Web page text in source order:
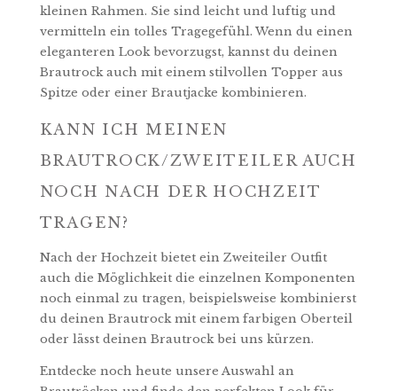
kleinen Rahmen. Sie sind leicht und luftig und
vermitteln ein tolles Tragegefühl. Wenn du einen
eleganteren Look bevorzugst, kannst du deinen
Brautrock auch mit einem stilvollen Topper aus
Spitze oder einer Brautjacke kombinieren.
KANN ICH MEINEN
BRAUTROCK/ZWEITEILER AUCH
NOCH NACH DER HOCHZEIT
TRAGEN?
Nach der Hochzeit bietet ein Zweiteiler Outfit
auch die Möglichkeit die einzelnen Komponenten
noch einmal zu tragen, beispielsweise kombinierst
du deinen Brautrock mit einem farbigen Oberteil
oder lässt deinen Brautrock bei uns kürzen.
Entdecke noch heute unsere Auswahl an